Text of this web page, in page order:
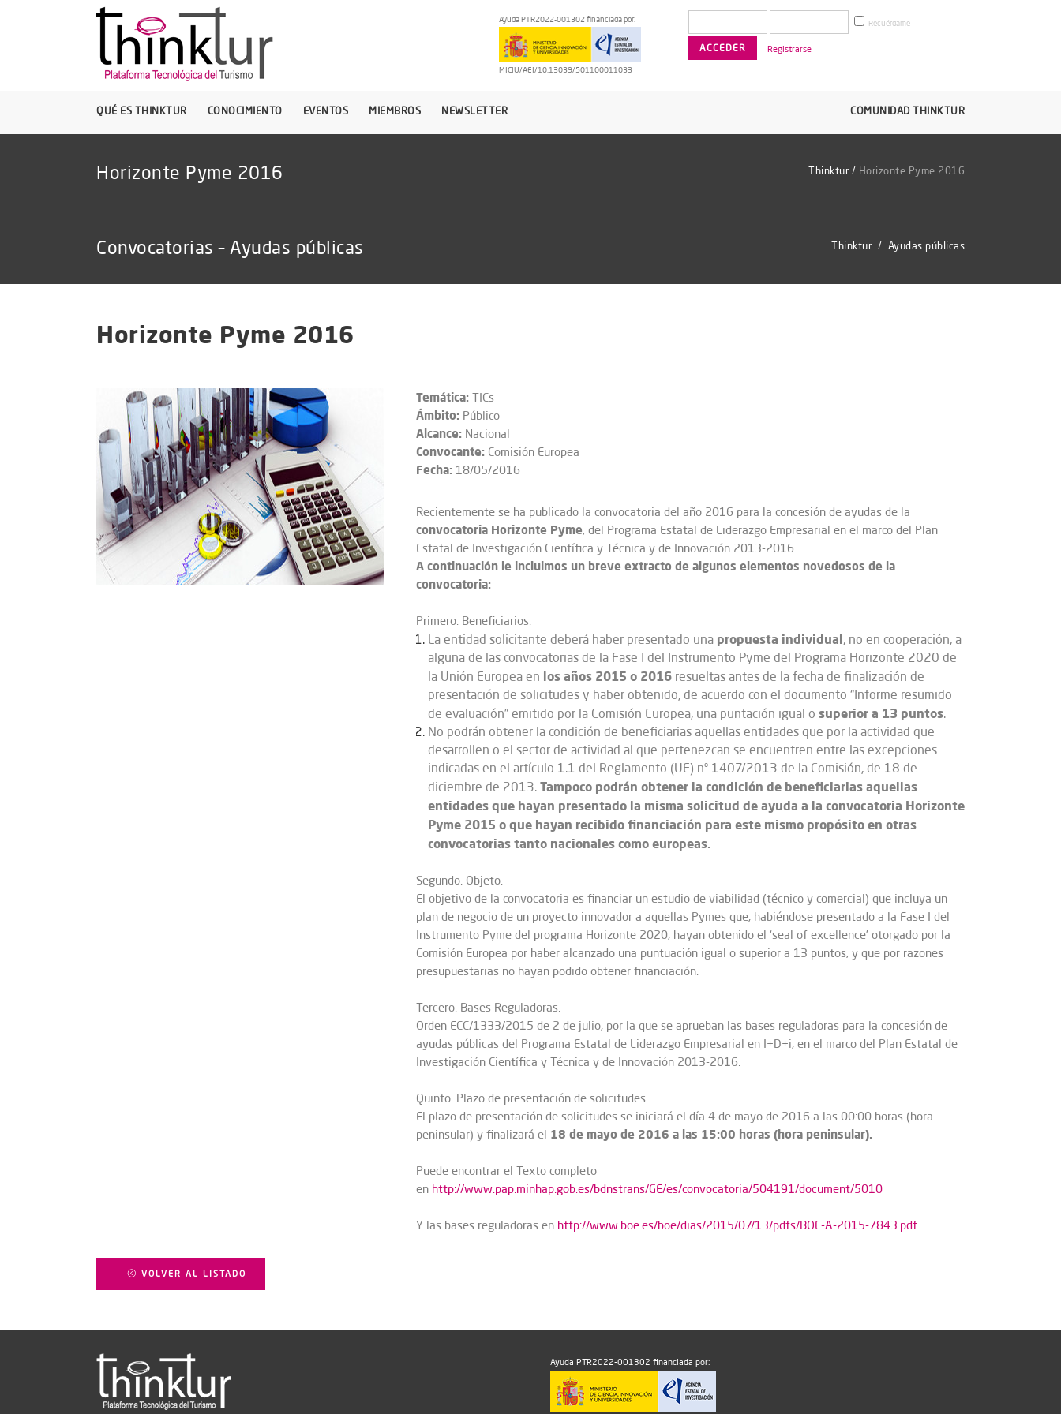
Ayuda PTR2022-001302 financiada por:
MICIU/AEI/10.13039/501100011033
Recuérdame
Registrarse
QUÉ ES THINKTUR CONOCIMIENTO EVENTOS MIEMBROS NEWSLETTER COMUNIDAD THINKTUR
Horizonte Pyme 2016 Thinktur / Horizonte Pyme 2016
Convocatorias – Ayudas públicas Thinktur / Ayudas públicas
Horizonte Pyme 2016
Temática: TICs
Ámbito: Público
Alcance: Nacional
Convocante: Comisión Europea
Fecha: 18/05/2016
Recientemente se ha publicado la convocatoria del año 2016 para la concesión de ayudas de la
convocatoria Horizonte Pyme, del Programa Estatal de Liderazgo Empresarial en el marco del Plan
Estatal de Investigación Científica y Técnica y de Innovación 2013-2016.
A continuación le incluimos un breve extracto de algunos elementos novedosos de la
convocatoria:
Primero. Beneficiarios.
La entidad solicitante deberá haber presentado una propuesta individual, no en cooperación, a
alguna de las convocatorias de la Fase I del Instrumento Pyme del Programa Horizonte 2020 de
la Unión Europea en los años 2015 o 2016 resueltas antes de la fecha de finalización de
presentación de solicitudes y haber obtenido, de acuerdo con el documento “Informe resumido
de evaluación” emitido por la Comisión Europea, una puntación igual o superior a 13 puntos.
No podrán obtener la condición de beneficiarias aquellas entidades que por la actividad que
desarrollen o el sector de actividad al que pertenezcan se encuentren entre las excepciones
indicadas en el artículo 1.1 del Reglamento (UE) nº 1407/2013 de la Comisión, de 18 de
diciembre de 2013. Tampoco podrán obtener la condición de beneficiarias aquellas
entidades que hayan presentado la misma solicitud de ayuda a la convocatoria Horizonte
Pyme 2015 o que hayan recibido financiación para este mismo propósito en otras
convocatorias tanto nacionales como europeas.
Segundo. Objeto.
El objetivo de la convocatoria es financiar un estudio de viabilidad (técnico y comercial) que incluya un
plan de negocio de un proyecto innovador a aquellas Pymes que, habiéndose presentado a la Fase I del
Instrumento Pyme del programa Horizonte 2020, hayan obtenido el ‘seal of excellence’ otorgado por la
Comisión Europea por haber alcanzado una puntuación igual o superior a 13 puntos, y que por razones
presupuestarias no hayan podido obtener financiación.
Tercero. Bases Reguladoras.
Orden ECC/1333/2015 de 2 de julio, por la que se aprueban las bases reguladoras para la concesión de
ayudas públicas del Programa Estatal de Liderazgo Empresarial en I+D+i, en el marco del Plan Estatal de
Investigación Científica y Técnica y de Innovación 2013-2016.
Quinto. Plazo de presentación de solicitudes.
El plazo de presentación de solicitudes se iniciará el día 4 de mayo de 2016 a las 00:00 horas (hora
peninsular) y finalizará el 18 de mayo de 2016 a las 15:00 horas (hora peninsular).
Puede encontrar el Texto completo
en http://www.pap.minhap.gob.es/bdnstrans/GE/es/convocatoria/504191/document/5010
Y las bases reguladoras en http://www.boe.es/boe/dias/2015/07/13/pdfs/BOE-A-2015-7843.pdf
VOLVER AL LISTADO
Ayuda PTR2022-001302 financiada por: